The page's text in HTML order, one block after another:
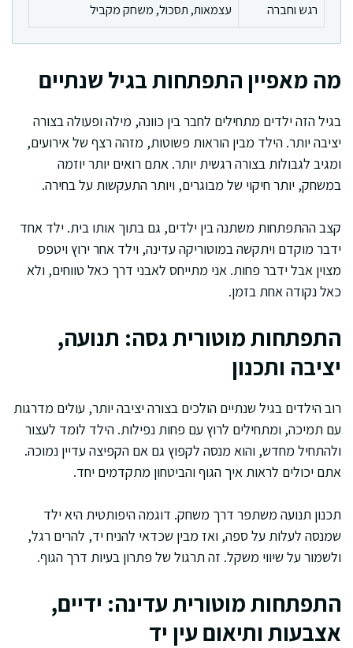
רגש וחברה
עצמאות, תסכול, משחק מקביל
מה מאפיין התפתחות בגיל שנתיים
בגיל הזה ילדים מתחילים לחבר בין כוונה, מילה ופעולה בצורה
יציבה יותר. הילד מבין הוראות פשוטות, מזהה רצף של אירועים,
ומגיב לגבולות בצורה רגשית יותר. אתם רואים יותר יוזמה
במשחק, יותר חיקוי של מבוגרים, ויותר התעקשות על בחירה.
קצב ההתפתחות משתנה בין ילדים, גם בתוך אותו בית. ילד אחד
ידבר מוקדם ויתקשה במוטוריקה עדינה, וילד אחר ירוץ ויטפס
מצוין אבל ידבר פחות. אני מתייחס לאבני דרך כאל טווחים, ולא
כאל נקודה אחת בזמן.
התפתחות מוטורית גסה: תנועה,
יציבה ותכנון
רוב הילדים בגיל שנתיים הולכים בצורה יציבה יותר, עולים מדרגות
עם תמיכה, ומתחילים לרוץ עם פחות נפילות. הילד לומד לעצור
ולהתחיל מחדש, והוא מנסה לקפוץ גם אם הקפיצה עדיין נמוכה.
אתם יכולים לראות איך הגוף והביטחון מתקדמים יחד.
תכנון תנועה משתפר דרך משחק. דוגמה היפותטית היא ילד
שמנסה לעלות על ספה, ואז מבין שכדאי להניח יד, להרים רגל,
ולשמור על שיווי משקל. זה תרגול של פתרון בעיות דרך הגוף.
התפתחות מוטורית עדינה: ידיים,
אצבעות ותיאום עין יד